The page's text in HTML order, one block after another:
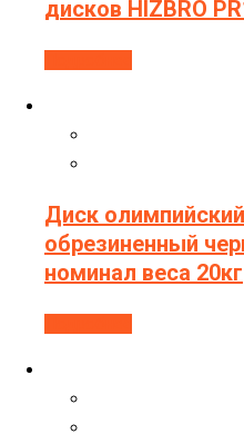
дисков HIZBRO
Диск
обрезиненный
номинал веса 20кг